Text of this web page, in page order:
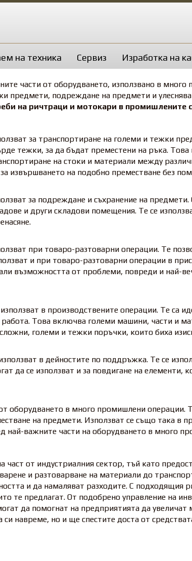
на техника Сервиз Изработка на
части от оборудването, използвано в
предмети, подреждане на предмети и
на ричтраци и мотокари в промишлените
за транспортиране на големи и тежки
тежки, за да бъдат преместени на ръка.
на стоки и материали между
извършването на подобно преместване без
за подреждане и съхранение на
и други складови помещения. Те се
при товаро-разтоварни операции. Те
и при товаро-разтоварни операции в
възможността от проблеми, повреди и най-
в производствените операции. Те са
Това включва големи машини, части и
големи и тежки поръчки, които биха
в дейностите по поддръжка. Те се
да се използват и за повдигане на
оборудването в много промишлени операции.
на предмети. Използват се също така в
най-важните части на оборудването в много
от индустриалния сектор, тъй като
и разтоварване на материали до
и да намаляват разходите. С подходящия
те предлагат. От подобрено управление на
да помогнат на предприятията да
навреме, но и ще спестите доста от